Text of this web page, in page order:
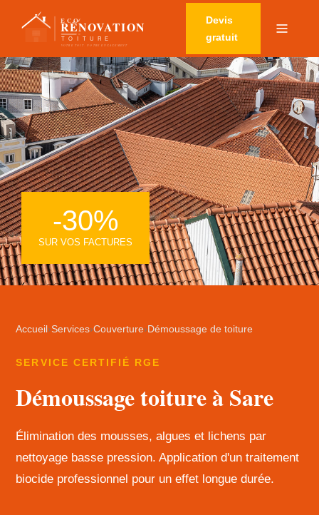
Devis
gratuit
Accueil ›Services›Couverture› Démoussage de toiture
SERVICE CERTIFIÉ RGE
Démoussage toiture à Sare
Élimination des mousses, algues et lichens par
nettoyage basse pression. Application d'un traitement
biocide professionnel pour un effet longue durée.
-30%
SUR VOS FACTURES